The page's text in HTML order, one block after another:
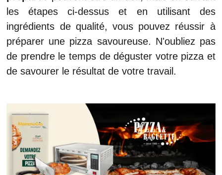
les étapes ci-dessus et en utilisant des
ingrédients de qualité, vous pouvez réussir à
préparer une pizza savoureuse. N'oubliez pas
de prendre le temps de déguster votre pizza et
de savourer le résultat de votre travail.